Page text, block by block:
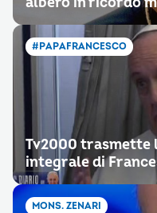
#PAPAFRANCESCO
Tv2000 trasmette
integrale di
MONS. ZENARI